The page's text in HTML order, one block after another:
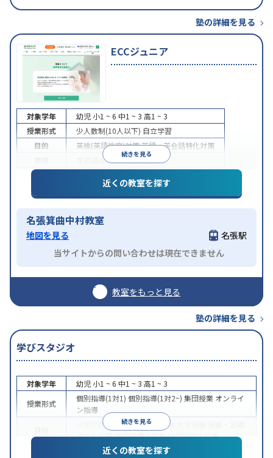
塾の詳細を見る
ECCジュニア
続きを見る
対象学年 幼児 小1 ~ 6 中1 ~ 3 高1 ~ 3
授業形式
少人数制(10人以下) 自立学習
目的
英検(英語検定)対策英語・英会話特化対策
季節講習のみの受講可
近くの教室を探す
名張箕曲中村教室
地図を見る
名張駅
当サイトからの問い合わせは現在できません
教室をもっと見る
塾の詳細を見る
学びスタジオ
続きを見る
対象学年 幼児 小1 ~ 6 中1 ~ 3 高1 ~ 3
授業形式
個別指導(1対1) 個別指導(1対2~) 集団授業 オンライ
ン指導
小学校受験 中学受験 高校受験
テスト対策学習習慣の定着科目別特化対策
授業の振替可能学習にPC・タブレットを利用
近くの教室を探す